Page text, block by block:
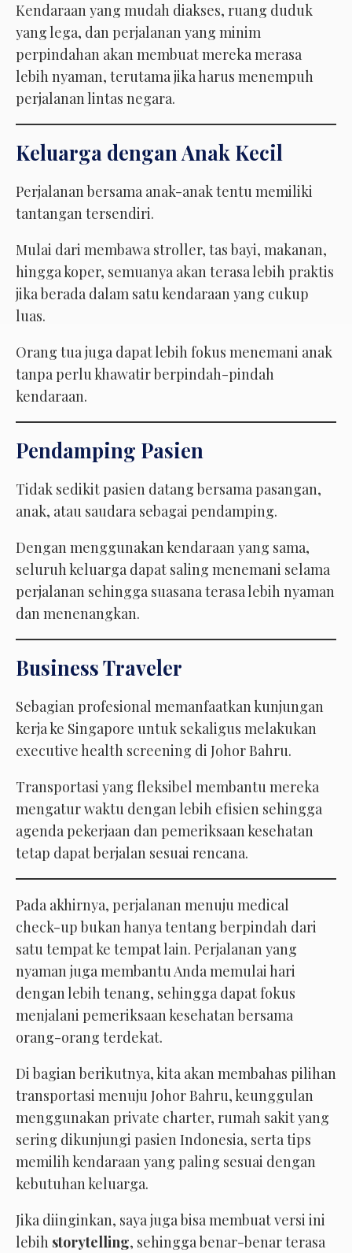
Kendaraan yang mudah diakses, ruang duduk
yang lega, dan perjalanan yang minim
perpindahan akan membuat mereka merasa
lebih nyaman, terutama jika harus menempuh
perjalanan lintas negara.
Keluarga dengan Anak Kecil
Perjalanan bersama anak-anak tentu memiliki
tantangan tersendiri.
Mulai dari membawa stroller, tas bayi, makanan,
hingga koper, semuanya akan terasa lebih praktis
jika berada dalam satu kendaraan yang cukup
luas.
Orang tua juga dapat lebih fokus menemani anak
tanpa perlu khawatir berpindah-pindah
kendaraan.
Pendamping Pasien
Tidak sedikit pasien datang bersama pasangan,
anak, atau saudara sebagai pendamping.
Dengan menggunakan kendaraan yang sama,
seluruh keluarga dapat saling menemani selama
perjalanan sehingga suasana terasa lebih nyaman
dan menenangkan.
Business Traveler
Sebagian profesional memanfaatkan kunjungan
kerja ke Singapore untuk sekaligus melakukan
executive health screening di Johor Bahru.
Transportasi yang fleksibel membantu mereka
mengatur waktu dengan lebih efisien sehingga
agenda pekerjaan dan pemeriksaan kesehatan
tetap dapat berjalan sesuai rencana.
Pada akhirnya, perjalanan menuju medical
check-up bukan hanya tentang berpindah dari
satu tempat ke tempat lain. Perjalanan yang
nyaman juga membantu Anda memulai hari
dengan lebih tenang, sehingga dapat fokus
menjalani pemeriksaan kesehatan bersama
orang-orang terdekat.
Di bagian berikutnya, kita akan membahas pilihan
transportasi menuju Johor Bahru, keunggulan
menggunakan private charter, rumah sakit yang
sering dikunjungi pasien Indonesia, serta tips
memilih kendaraan yang paling sesuai dengan
kebutuhan keluarga.
Jika diinginkan, saya juga bisa membuat versi ini
lebih storytelling, sehingga benar-benar terasa